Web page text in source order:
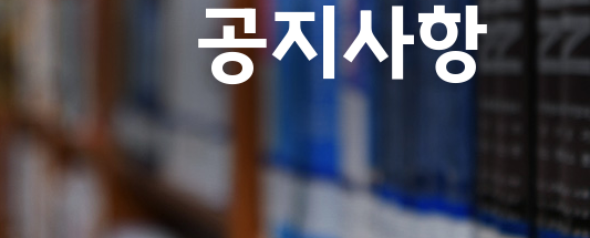
공지사항